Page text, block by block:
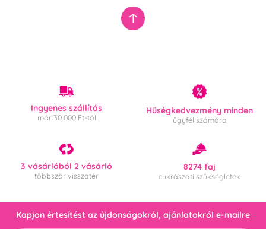
Ingyenes szállítás
már 30 000 Ft-tól
Hűségkedvezmény minden
ügyfél számára
3 vásárlóból 2 vásárló
többször visszatér
8274 faj
cukrászati szükségletek
Kapjon értesítést az újdonságokról, ajánlatokról e-mailre